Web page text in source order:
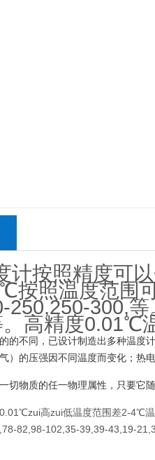
计按照精度可
按照温度范围
250,250-300,
高精度0.01℃
的不同，已设计制造出多种温度
）的压强因不同温度而变化；热
切物质的任一物理属性，只要它
高zui低温度范围差2-4℃
82,98-102,35-39,39-43,19-